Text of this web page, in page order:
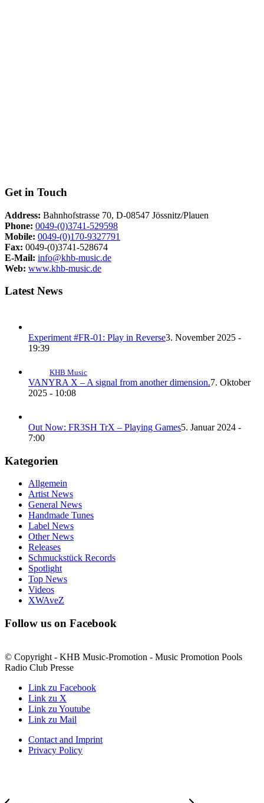
Get in Touch
Address: Bahnhofstrasse 70, D-08547 Jössnitz/Plauen
Phone: 0049-(0)3741-529598
Mobile: 0049-(0)170-9327791
Fax: 0049-(0)3741-528674
E-Mail: info@khb-music.de
Web: www.khb-music.de
Latest News
Experiment #FR-01: Play in Reverse3. November 2025 -
19:39
KHB Music
VANYRA X – A signal from another dimension.7. Oktober
2025 - 10:08
Out Now: FR3SH TrX – Playing Games5. Januar 2024 -
7:00
Kategorien
Allgemein
Artist News
General News
Handmade Tunes
Label News
Other News
Releases
Schmuckstück Records
Spotlight
Top News
Videos
XWAveZ
Follow us on Facebook
© Copyright - KHB Music-Promotion - Music Promotion Pools
Radio Club Presse
Link zu Facebook
Link zu X
Link zu Youtube
Link zu Mail
Contact and Imprint
Privacy Policy